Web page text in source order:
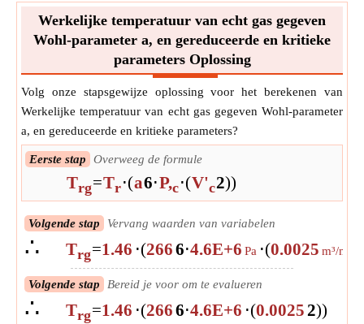
Werkelijke temperatuur van echt gas gegeven
Wohl-parameter a, en gereduceerde en kritieke
parameters Oplossing
Volg onze stapsgewijze oplossing voor het berekenen van
Werkelijke temperatuur van echt gas gegeven Wohl-parameter
a, en gereduceerde en kritieke parameters?
Eerste stap Overweeg de formule
Trg=Tr⋅(a6⋅P,c⋅(V'c2))
Volgende stap Vervang waarden van variabelen
∴ Trg=1.46 ⋅(2666⋅4.6E+6 Pa ⋅(0.0025 m³/mol
Volgende stap Bereid je voor om te evalueren
∴ Trg=1.46 ⋅(2666⋅4.6E+6 ⋅(0.00252))